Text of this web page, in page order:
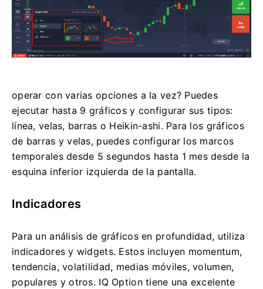
operar con varias opciones a la vez? Puedes
ejecutar hasta 9 gráficos y configurar sus tipos:
línea, velas, barras o Heikin-ashi. Para los gráficos
de barras y velas, puedes configurar los marcos
temporales desde 5 segundos hasta 1 mes desde la
esquina inferior izquierda de la pantalla.
Indicadores
Para un análisis de gráficos en profundidad, utiliza
indicadores y widgets. Estos incluyen momentum,
tendencia, volatilidad, medias móviles, volumen,
populares y otros. IQ Option tiene una excelente